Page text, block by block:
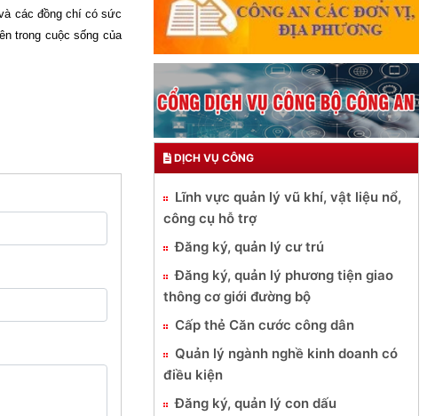
các đồng chí có sức
trong cuộc sống của
DỊCH VỤ CÔNG
Lĩnh vực quản lý vũ khí, vật liệu nổ,
công cụ hỗ trợ
Đăng ký, quản lý cư trú
Đăng ký, quản lý phương tiện giao
thông cơ giới đường bộ
Cấp thẻ Căn cước công dân
Quản lý ngành nghề kinh doanh có
điều kiện
Đăng ký, quản lý con dấu